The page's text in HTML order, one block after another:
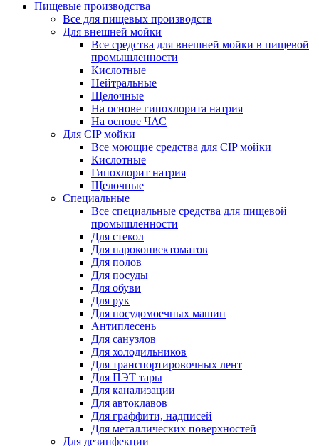
Пищевые производства
Все для пищевых производств
Для внешней мойки
Все средства для внешней мойки в пищевой
промышленности
Кислотные
Нейтральные
Щелочные
На основе гипохлорита натрия
На основе ЧАС
Для CIP мойки
Все моющие средства для CIP мойки
Кислотные
Гипохлорит натрия
Щелочные
Специальные
Все специальные средства для пищевой
промышленности
Для стекол
Для пароконвектоматов
Для полов
Для посуды
Для обуви
Для рук
Для посудомоечных машин
Антиплесень
Для санузлов
Для холодильников
Для транспортировочных лент
Для ПЭТ тары
Для канализации
Для автоклавов
Для граффити, надписей
Для металлических поверхностей
Для дезинфекции